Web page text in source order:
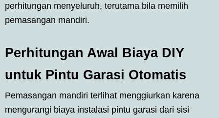
perhitungan menyeluruh, terutama bila memilih
pemasangan mandiri.
Perhitungan Awal Biaya DIY
untuk Pintu Garasi Otomatis
Pemasangan mandiri terlihat menggiurkan karena
mengurangi biaya instalasi pintu garasi dari sisi